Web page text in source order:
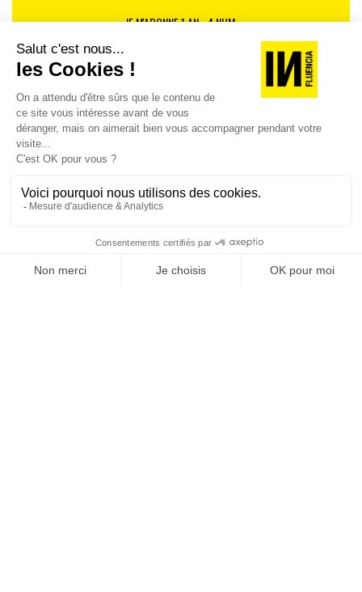
JE M'ABONNE 1 AN - 4 NUM.
JE DÉCOUVRE LES NUMÉROS PRÉCÉDENTS
Je suis déjà abonné(e) :je consulte la revue en